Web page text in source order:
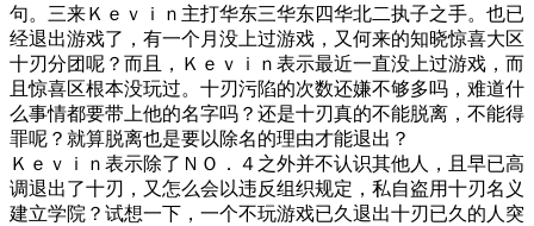
句。三来Ｋｅｖｉｎ主打华东三华东四华北二执子之手。也已
经退出游戏了，有一个月没上过游戏，又何来的知晓惊喜大区
十刃分团呢？而且，Ｋｅｖｉｎ表示最近一直没上过游戏，而
且惊喜区根本没玩过。十刃污陷的次数还嫌不够多吗，难道什
么事情都要带上他的名字吗？还是十刃真的不能脱离，不能得
罪呢？就算脱离也是要以除名的理由才能退出？
Ｋｅｖｉｎ表示除了ＮＯ．４之外并不认识其他人，且早已高
调退出了十刃，又怎么会以违反组织规定，私自盗用十刃名义
建立学院？试想一下，一个不玩游戏已久退出十刃已久的人突